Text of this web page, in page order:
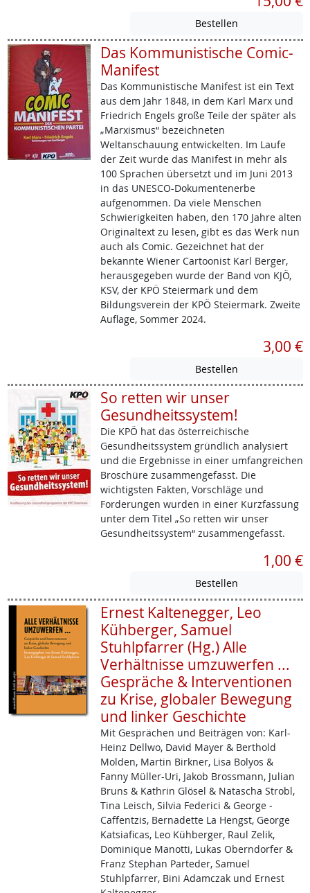
Das Kommunistische Comic-
Manifest
Das Kommunistische Manifest ist ein Text
aus dem Jahr 1848, in dem Karl Marx und
Friedrich Engels große Teile der später als
„Marxismus“ bezeichneten
Weltanschauung entwickelten. Im Laufe
der Zeit wurde das Manifest in mehr als
100 Sprachen übersetzt und im Juni 2013
in das UNESCO-Dokumentenerbe
aufgenommen. Da viele Menschen
Schwierigkeiten haben, den 170 Jahre alten
Originaltext zu lesen, gibt es das Werk nun
auch als Comic. Gezeichnet hat der
bekannte Wiener Cartoonist Karl Berger,
herausgegeben wurde der Band von KJÖ,
KSV, der KPÖ Steiermark und dem
Bildungsverein der KPÖ Steiermark. Zweite
Auflage, Sommer 2024.
3,00 €
So retten wir unser
Gesundheitssystem!
Die KPÖ hat das österreichische
Gesundheitssystem gründlich analysiert
und die Ergebnisse in einer umfangreichen
Broschüre zusammengefasst. Die
wichtigsten Fakten, Vorschläge und
Forderungen wurden in einer Kurzfassung
unter dem Titel „So retten wir unser
Gesundheitssystem“ zusammengefasst.
1,00 €
Ernest Kaltenegger, Leo
Kühberger, Samuel
Stuhlpfarrer (Hg.) Alle
Verhältnisse umzuwerfen ...
Gespräche & Interventionen
zu Krise, globaler Bewegung
und linker Geschichte
Mit Gesprächen und Beiträgen von: Karl-
Heinz ­Dellwo, David Mayer & Berthold
Molden, Martin Birkner, Lisa Bolyos &
Fanny Müller­-Uri, Jakob ­Brossmann, Julian
Bruns & Kathrin Glösel & Natascha Strobl,
Tina Leisch, Silvia Federici & George ­
Caffentzis, Bernadette La Hengst, George
Katsiaficas, Leo Kühberger, Raul Zelik,
Dominique Manotti, Lukas Oberndorfer &
Franz Stephan Parteder, Samuel
Stuhlpfarrer, Bini Adamczak und Ernest